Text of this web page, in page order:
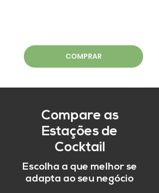
COMPRAR
Compare as
Estações de
Cocktail
Escolha a que melhor se
adapta ao seu negócio